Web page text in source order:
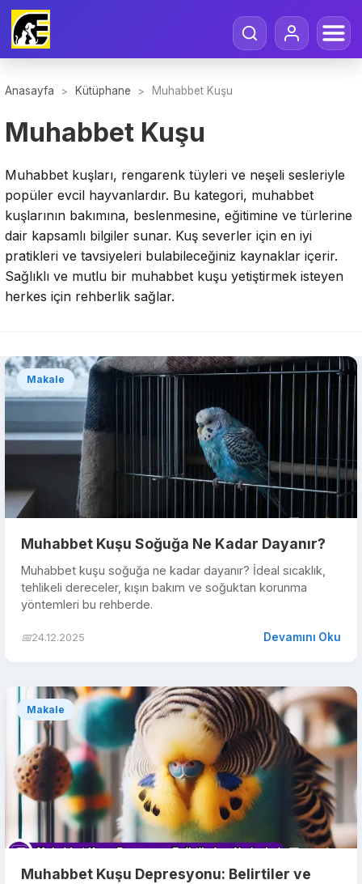
Anasayfa > Kütüphane > Muhabbet Kuşu
Muhabbet Kuşu
Muhabbet kuşları, rengarenk tüyleri ve neşeli sesleriyle
popüler evcil hayvanlardır. Bu kategori, muhabbet
kuşlarının bakımına, beslenmesine, eğitimine ve türlerine
dair kapsamlı bilgiler sunar. Kuş severler için en iyi
pratikleri ve tavsiyeleri bulabileceğiniz kaynaklar içerir.
Sağlıklı ve mutlu bir muhabbet kuşu yetiştirmek isteyen
herkes için rehberlik sağlar.
Makale
Muhabbet Kuşu Soğuğa Ne Kadar Dayanır?
Muhabbet kuşu soğuğa ne kadar dayanır? İdeal sıcaklık,
tehlikeli dereceler, kışın bakım ve soğuktan korunma
yöntemleri bu rehberde.
📅24.12.2025 Devamını Oku
Makale
Muhabbet Kuşu Depresyonu: Belirtiler ve